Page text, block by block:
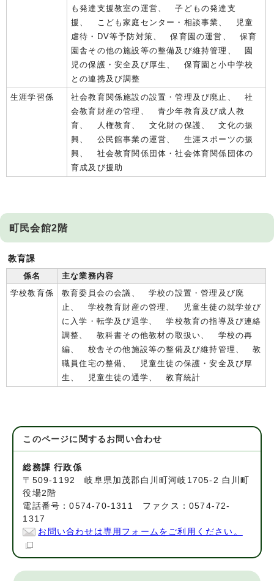
も発達支援教室の運営、 子どもの発達支
援、 こども家庭センター・相談事業、 児童
虐待・DV等予防対策、 保育園の運営、 保育
園舎その他の施設等の整備及び維持管理、 園
児の保護・安全及び厚生、 保育園と小中学校
との連携及び調整
生涯学習係
社会教育関係施設の設置・管理及び廃止、 社
会教育財産の管理、 青少年教育及び成人教
育、 人権教育、 文化財の保護、 文化の振
興、 公民館事業の運営、 生涯スポーツの振
興、 社会教育関係団体・社会体育関係団体の
育成及び援助
町民会館2階
教育課
係名
主な業務内容
学校教育係
教育委員会の会議、 学校の設置・管理及び廃
止、 学校教育財産の管理、 児童生徒の就学並び
に入学・転学及び退学、 学校教育の指導及び連絡
調整、 教科書その他教材の取扱い、 学校の再
編、 校舎その他施設等の整備及び維持管理、 教
職員住宅の整備、 児童生徒の保護・安全及び厚
生、 児童生徒の通学、 教育統計
このページに関する お問い合わせ
総務課 行政係
〒509-1192 岐阜県加茂郡白川町河岐1705-2 白川町
役場2階
電話番号：0574-70-1311 ファクス：0574-72-
1317
お問い合わせは専用フォームをご利用ください。